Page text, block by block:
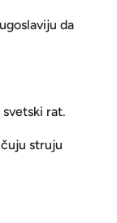
da
rat.
struju